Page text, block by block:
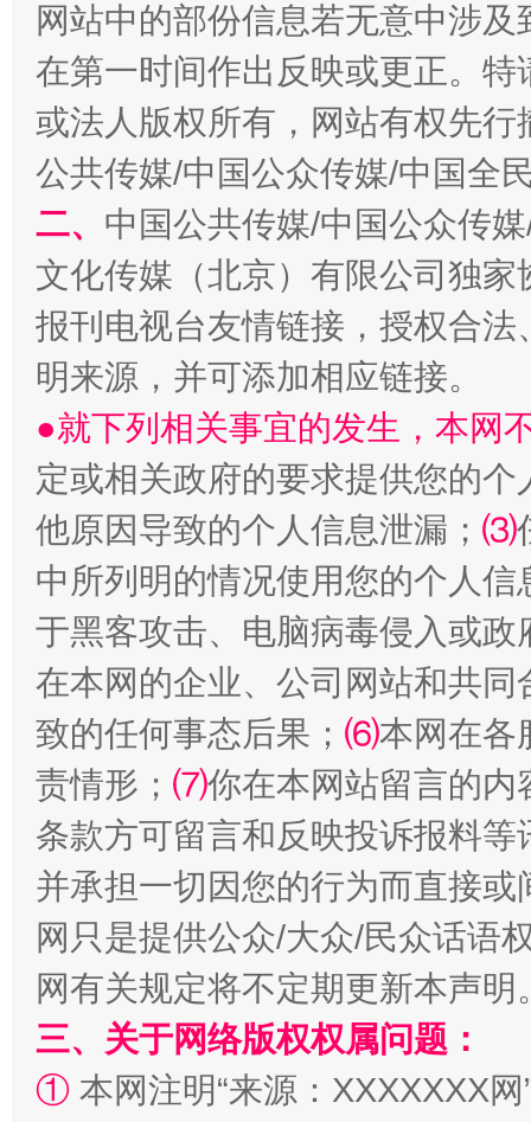
“刷贴”乱象丛生
揭批美国五大"原罪" "炒
解纷+调解+退费，一次搞定
网站中的部份信息若无意中涉
在第一时间作出反映或更正。
或法人版权所有，网站有权先
公共传媒/中国公众传媒/中国全
二、 中国公共传媒/中国公众传
文化传媒（北京）有限公司独
报刊电视台友情链接，授权合
明来源，并可添加相应链接。
●就下列相关事宜的发生，本网
定或相关政府的要求提供您的个
他原因导致的个人信息泄漏； ⑶
中所列明的情况使用您的个人
于黑客攻击、电脑病毒侵入或
在本网的企业、公司网站和共
致的任何事态后果； ⑹本网在各
责情形； ⑺你在本网站留言的内
条款方可留言和反映投诉报料
并承担一切因您的行为而直接
网只是提供公众/大众/民众话语
网有关规定将不定期更新本声明
三、关于网络版权权属问题：
① 本网注明“来源：XXXXXXX